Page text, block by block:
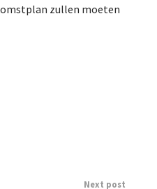
zullen moeten
Next post